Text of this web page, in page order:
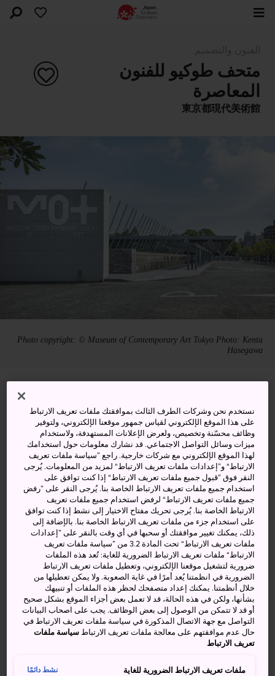
متحف طوكيو للفنون
المعاصرة
東京都現代美術館
Photo copyright: © Museum of Contemporary Art Tokyo Photo: Kenta
Hasegawa
عرض على خرائط غوغل (Google Maps)
الحصول على معلومات العبور
الكلمات المفتاحية الخريطة
أكبر متحف للفنون المعاصرة في
اليابان
يقع متحف طوكيو للفنون المعاصرة داخل متنزه كيبا، وتضم
طوابقه الخمسة المميزة مجموعة كبيرة ومتنوعة من الأعمال
الفنية الرائعة لا سيما للفترة ما بعد عام 1945 لفنانين من اليابان
وسائر أنحاء العالم.
كيفية الوصول
نستخدم نحن وشركات الطرف الثالث بموافقتك ملفات تعريف الارتباط
على هذا الموقع الإلكتروني لقياس جمهور موقعنا الإلكتروني، ولتوفير
وظائف محسّنة وتخصيص، ولعرض الإعلانات المستهدفة، ولاستخدام
ميزات وسائل التواصل الاجتماعي. قد نشارك معلومات حول استخدامك
لهذا الموقع الإلكتروني مع شركات خارجية. راجع ”سياسة ملفات تعريف
الارتباط“ و”إعدادات ملفات تعريف الارتباط“ لمزيد من المعلومات. يُرجى
النقر فوق ”قبول جميع ملفات تعريف الارتباط“ إذا كنت توافق على
استخدام جميع ملفات تعريف الارتباط الخاصة بنا. يُرجى النقر على ”رفض
جميع ملفات تعريف الارتباط“ لرفض استخدام جميع ملفات تعريف
الارتباط الخاصة بنا. يُرجى تحريك مفتاح الاختيار إلى نشط إذا كنت توافق
على استخدام جزء من ملفات تعريف الارتباط الخاصة بنا. بالإضافة إلى
ذلك، يمكنك تغيير موافقتك أو سحبها في أي وقت بالنقر على ”إعدادات
ملفات تعريف الارتباط“ تحت المادة 3.2 من ”سياسة ملفات تعريف
الارتباط“ ملفات تعريف الارتباط الضرورية للغاية: تُعد هذه الملفات
ضرورية لتشغيل موقعنا الإلكتروني، وتعطيل ملفات تعريف الارتباط
الضرورية في انظمتنا يُعد أمرًا في غاية الصعوبة. ولا يمكن تعطيلها من
خلال أنظمتنا. يمكنك إعداد متصفحك لحظر هذه الملفات أو تنبيهك
بشأنها، ولكن في هذه الحالة، قد لا تعمل بعض أجزاء الموقع بشكل صحيح
أو قد لا تتمكن من الوصول إلى بعض الوظائف. يجب على اصحاب البيانات
التواصل مع جهة الاتصال المذكورة في سياسة ملفات تعريف الارتباط في
حال عدم موافقتهم على معالجة ملفات تعريف الارتباطسياسة ملفات
تعريف الارتباط
ملفات تعريف الارتباط الضرورية للغاية نشط دائمًا